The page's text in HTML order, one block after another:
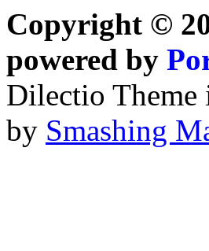
Copyright ©
powered by
Dilectio Theme
by Smashing